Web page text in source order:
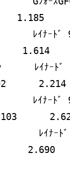
1.185
1.614
2.690